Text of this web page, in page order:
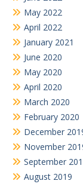
May 2022
April 2022
January 2021
June 2020
May 2020
April 2020
March 2020
February 2020
December
November
September
August 2019